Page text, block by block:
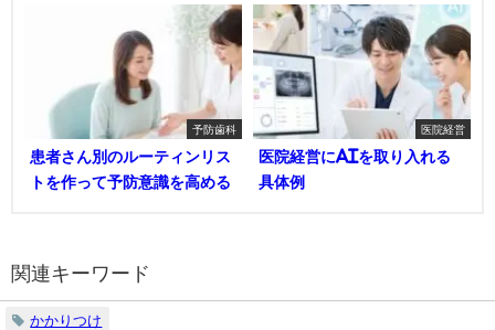
予防歯科
患者さん別のルーティンリス
トを作って予防意識を高める
医院経営
医院経営にAIを取り入れる
具体例
関連キーワード
かかりつけ